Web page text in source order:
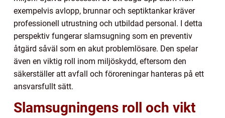
exempelvis avlopp, brunnar och septiktankar kräver
professionell utrustning och utbildad personal. I detta
perspektiv fungerar slamsugning som en preventiv
åtgärd såväl som en akut problemlösare. Den spelar
även en viktig roll inom miljöskydd, eftersom den
säkerställer att avfall och föroreningar hanteras på ett
ansvarsfullt sätt.
Slamsugningens roll och vikt